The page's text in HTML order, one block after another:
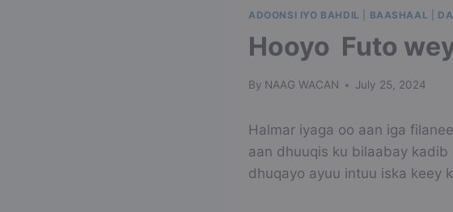
ADOONSI IYO BAHDIL BAASHAAL
Hooyo Futo
By NAAG WACAN July 25, 2024
Halmar iyaga oo aan iga
aan dhuuqis ku bilaabay
dhuqayo ayuu intuu iska keey